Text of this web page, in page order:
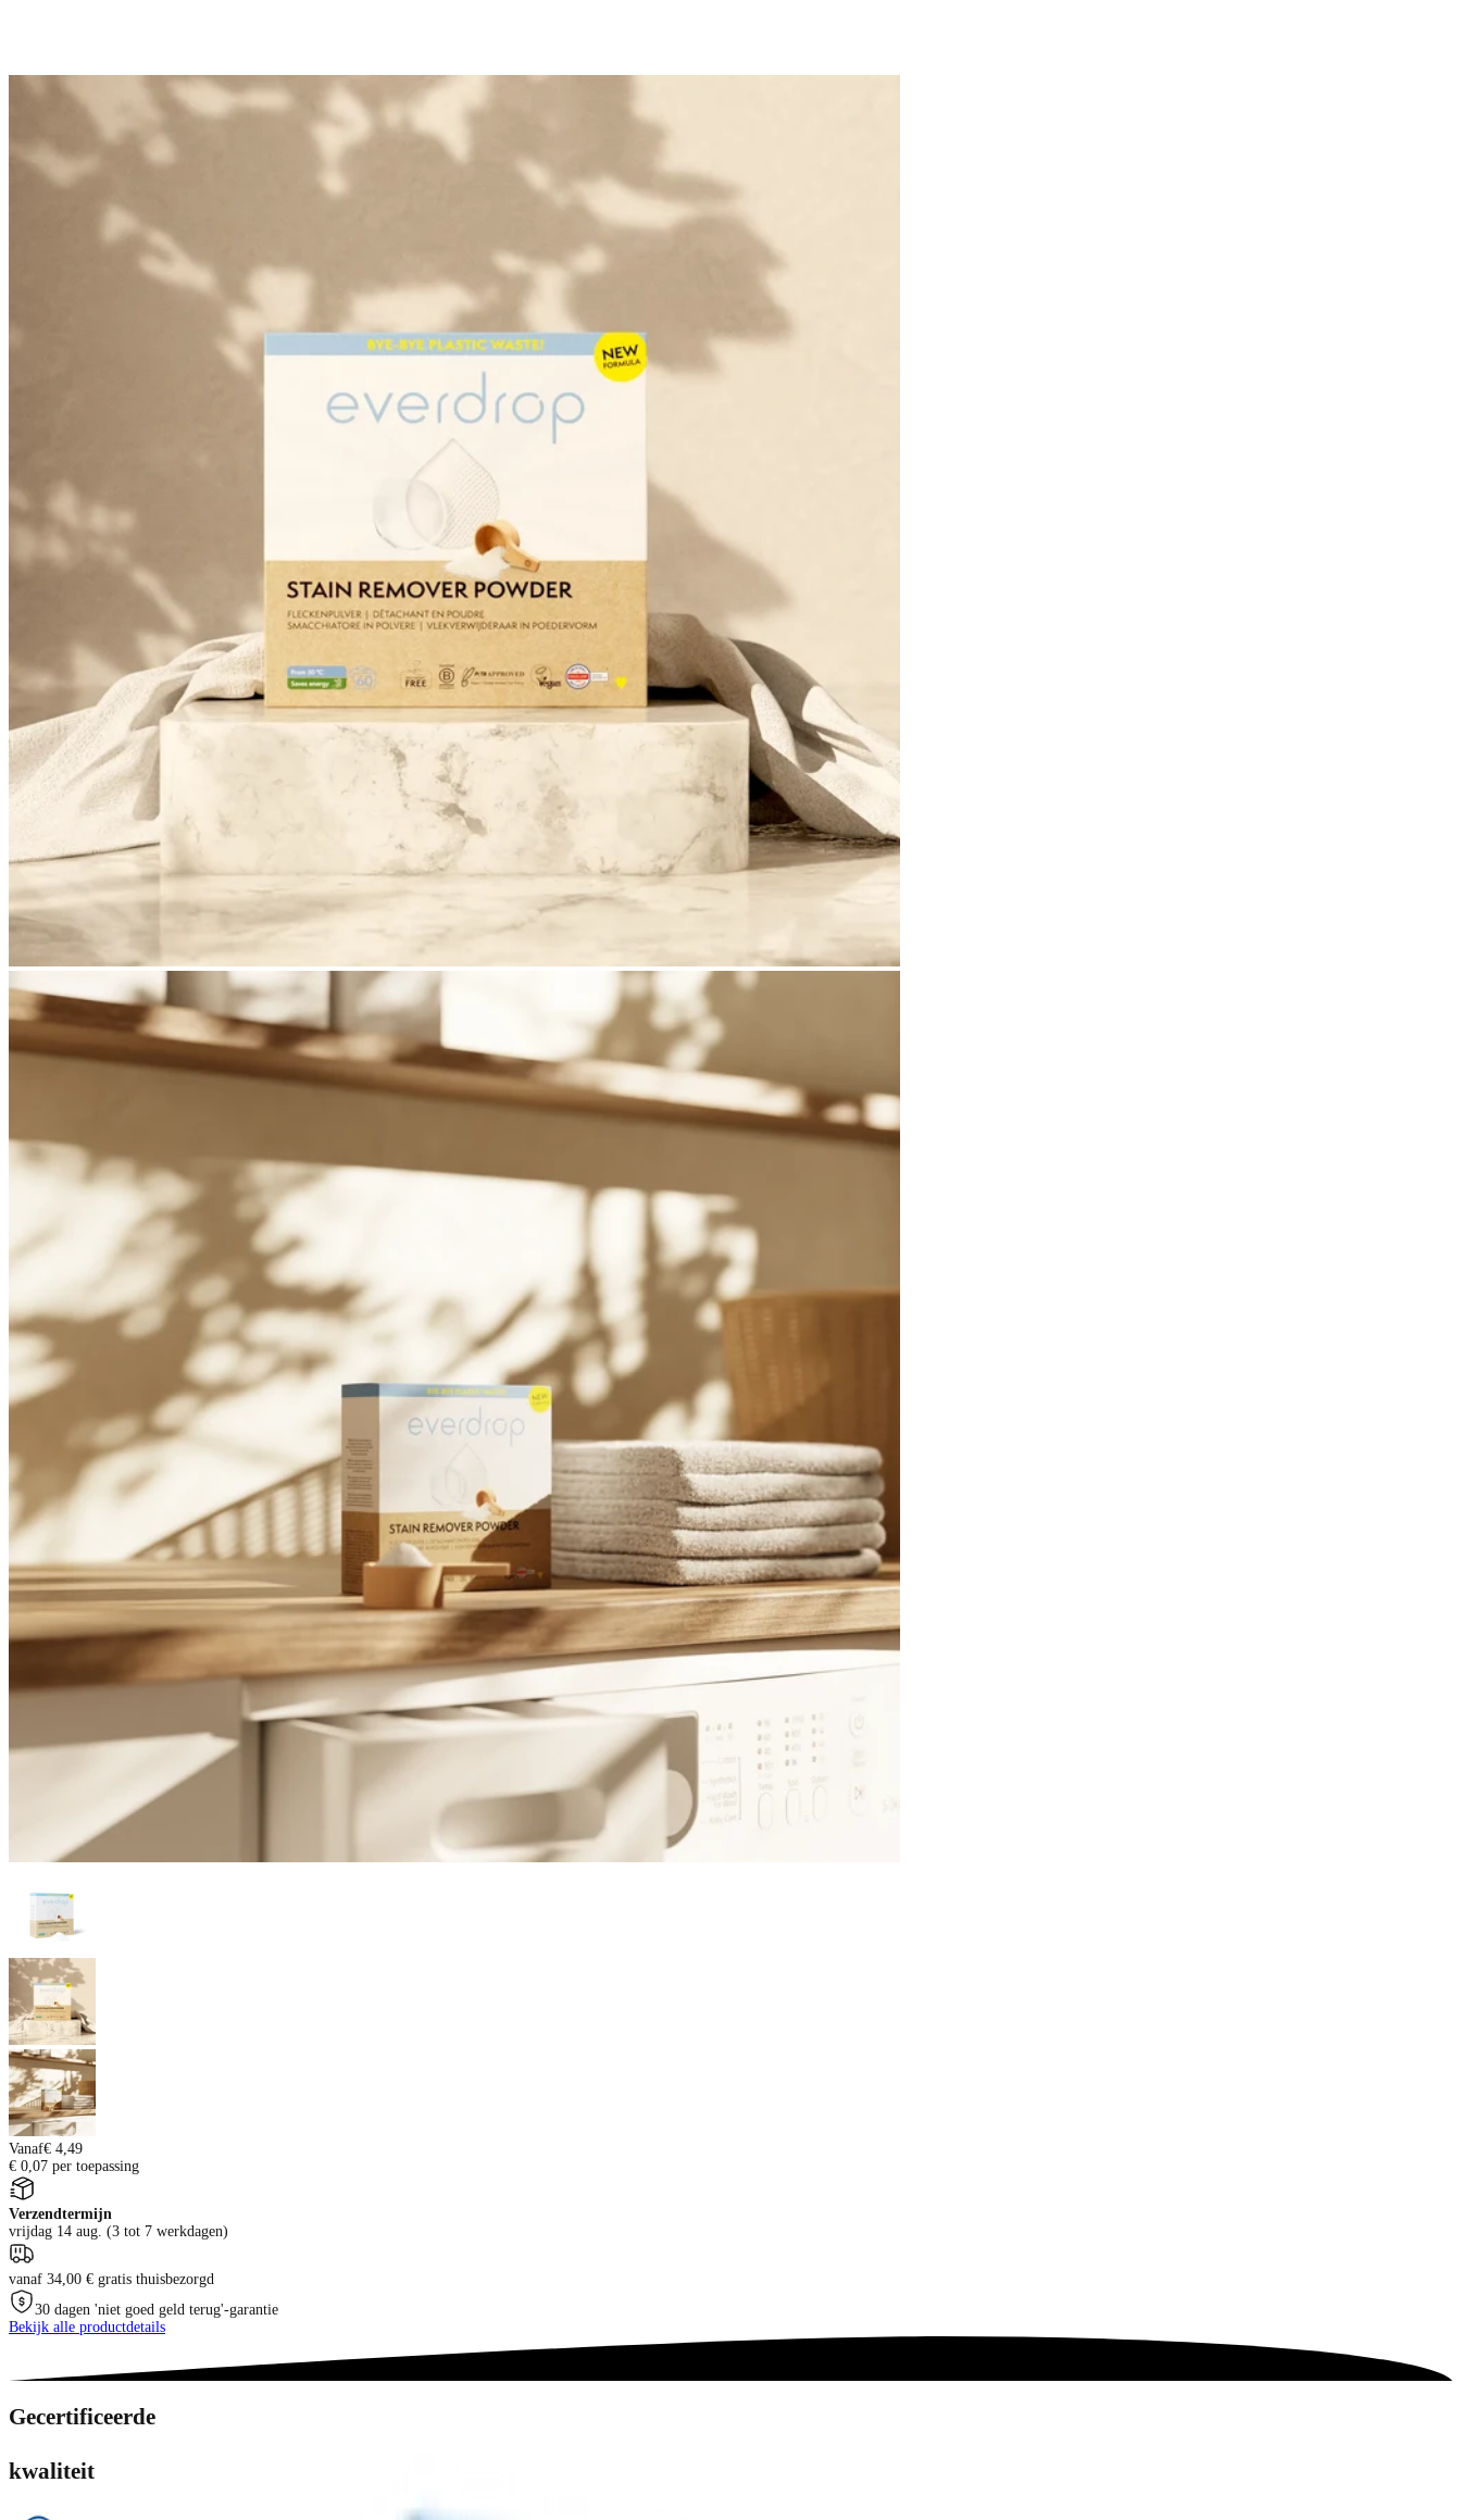
Vanaf€ 4,49
€ 0,07 per toepassing
Verzendtermijn
vrijdag 14 aug. (3 tot 7 werkdagen)
vanaf 34,00 € gratis thuisbezorgd
30 dagen 'niet goed geld terug'-garantie
Bekijk alle productdetails
Gecertificeerde
kwaliteit